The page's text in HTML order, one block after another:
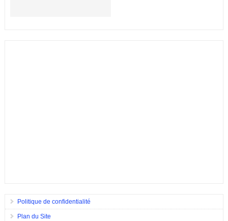
Politique de confidentialité
Plan du Site